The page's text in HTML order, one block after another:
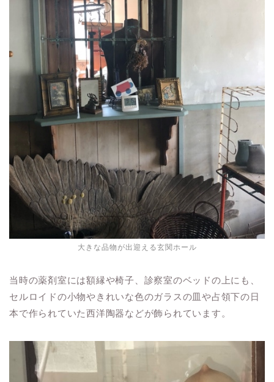
大きな品物が出迎える玄関ホール
当時の薬剤室には額縁や椅子、診察室のベッドの上にも、
セルロイドの小物やきれいな色のガラスの皿や占領下の日
本で作られていた西洋陶器などが飾られています。